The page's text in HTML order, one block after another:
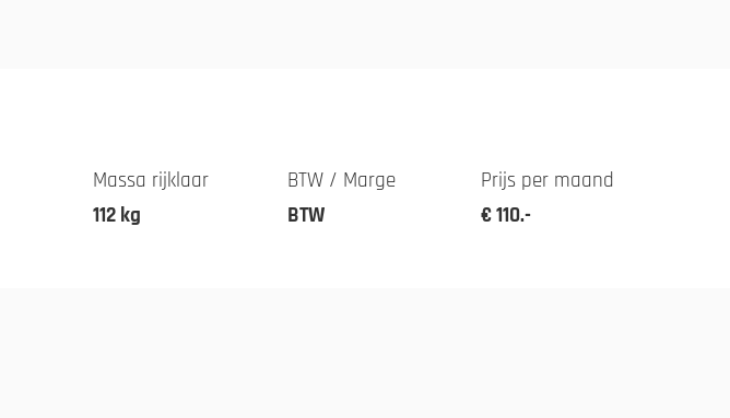
Massa rijklaar
112 kg
BTW / Marge
BTW
Prijs per maand
€ 110.-